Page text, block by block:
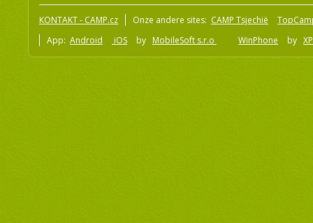
KONTAKT - CAMP.cz Onze andere sites: CAMP Tsjechië
App: Android iOS by MobileSoft s.r.o WinPhone by